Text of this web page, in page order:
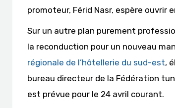
promoteur, Férid Nasr, espère ouvrir
Sur un autre plan purement
la reconduction pour un nouveau
régionale de l’hôtellerie du sud-est,
bureau directeur de la Fédération
est prévue pour le 24 avril courant.